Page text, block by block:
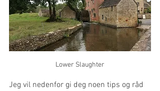
Lower Slaughter
Jeg vil nedenfor gi deg noen tips og råd